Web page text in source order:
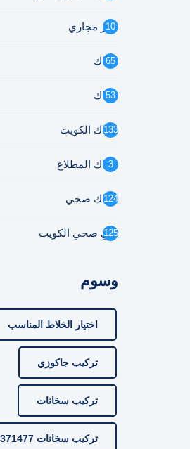
تنكر مجاري
10
سباك
65
سباك
53
سباك الكويت
133
سباك المطلاع
3
سباك صحي
124
فني صحي الكويت
125
وسوم
اختيار الخلاط المناسب
تركيب جاكوزي
تركيب سخانات
تركيب سخانات 97371477